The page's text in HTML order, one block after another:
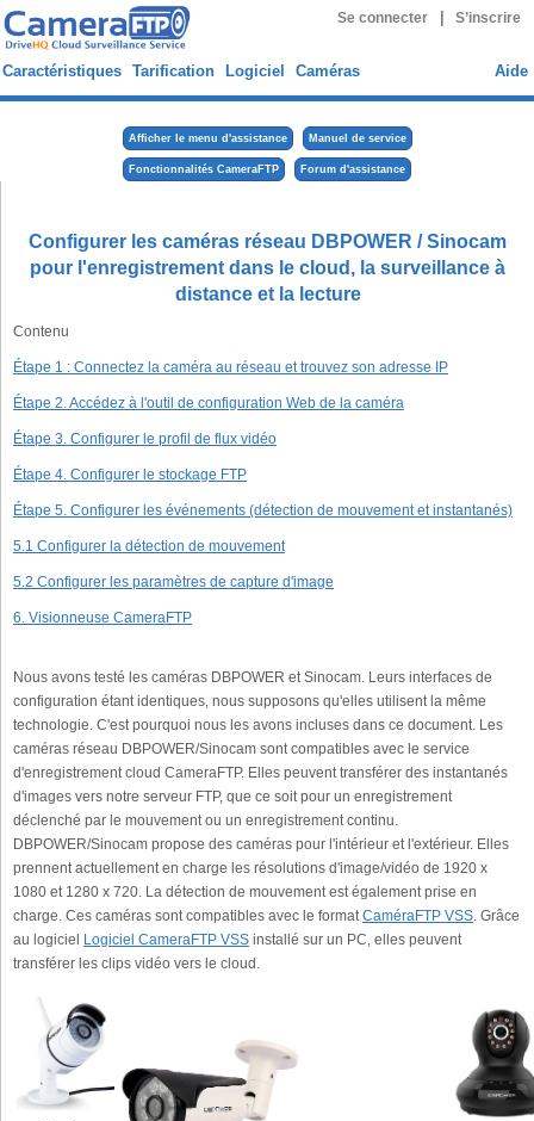
Se connecter S’inscrire
Caractéristiques Tarification Logiciel Caméras Aide
Afficher le menu d'assistance Manuel de service
Fonctionnalités CameraFTP Forum d'assistance
Configurer les caméras réseau DBPOWER / Sinocam
pour l'enregistrement dans le cloud, la surveillance à
distance et la lecture
Contenu
Étape 1 : Connectez la caméra au réseau et trouvez son adresse IP
Étape 2. Accédez à l'outil de configuration Web de la caméra
Étape 3. Configurer le profil de flux vidéo
Étape 4. Configurer le stockage FTP
Étape 5. Configurer les événements (détection de mouvement et instantanés)
5.1 Configurer la détection de mouvement
5.2 Configurer les paramètres de capture d'image
6. Visionneuse CameraFTP
Nous avons testé les caméras DBPOWER et Sinocam. Leurs interfaces de
configuration étant identiques, nous supposons qu'elles utilisent la même
technologie. C'est pourquoi nous les avons incluses dans ce document. Les
caméras réseau DBPOWER/Sinocam sont compatibles avec le service
d'enregistrement cloud CameraFTP. Elles peuvent transférer des instantanés
d'images vers notre serveur FTP, que ce soit pour un enregistrement
déclenché par le mouvement ou un enregistrement continu.
DBPOWER/Sinocam propose des caméras pour l'intérieur et l'extérieur. Elles
prennent actuellement en charge les résolutions d'image/vidéo de 1920 x
1080 et 1280 x 720. La détection de mouvement est également prise en
charge. Ces caméras sont compatibles avec le formatCaméraFTP VSS. Grâce
au logiciel
Logiciel CameraFTP VSS installé sur un PC, elles peuvent
transférer les clips vidéo vers le cloud.